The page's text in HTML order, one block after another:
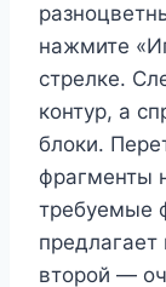
нажмите
стрелке.
контур, а
блоки.
фрагменты
требуемые
второй —